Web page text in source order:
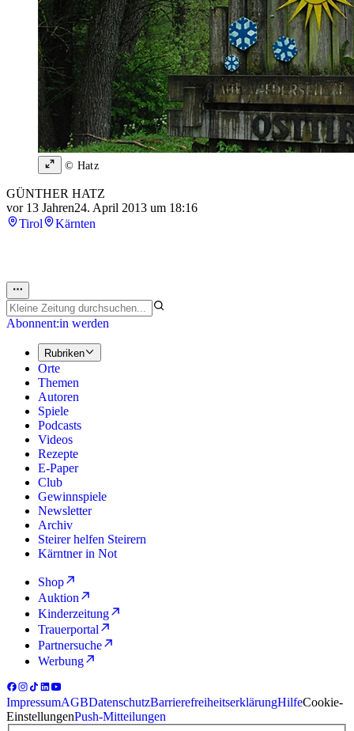
© Hatz
GÜNTHER HATZ
vor 13 Jahren24. April 2013 um 18:16
Tirol
Kärnten
Abonnent:in werden
Rubriken
Orte
Themen
Autoren
Spiele
Podcasts
Videos
Rezepte
E-Paper
Club
Gewinnspiele
Newsletter
Archiv
Steirer helfen Steirern
Kärntner in Not
Shop
Auktion
Kinderzeitung
Trauerportal
Partnersuche
Werbung
ImpressumAGBDatenschutzBarrierefreiheitserklärungHilfeCookie-
EinstellungenPush-Mitteilungen